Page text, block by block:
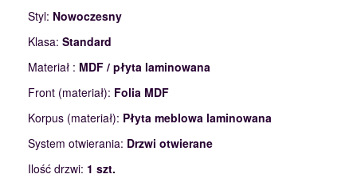
Styl: Nowoczesny
Klasa: Standard
Materiał : MDF / płyta laminowana
Front (materiał): Folia MDF
Korpus (materiał): Płyta meblowa laminowana
System otwierania: Drzwi otwierane
Ilość drzwi: 1 szt.